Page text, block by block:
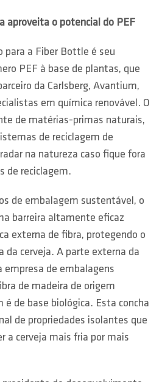
aproveita o potencial do PEF
para a Fiber Bottle é seu
PEF à base de plantas, que
da Carlsberg, Avantium,
em química renovável. O
de matérias-primas naturais,
de reciclagem de
na natureza caso fique fora
de reciclagem.
de embalagem sustentável, o
barreira altamente eficaz
externa de fibra, protegendo o
da cerveja. A parte externa da
empresa de embalagens
de madeira de origem
de base biológica. Esta concha
de propriedades isolantes que
a cerveja mais fria por mais